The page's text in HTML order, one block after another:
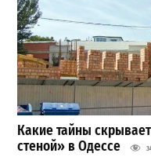
Какие тайны
стеной» в Одессе